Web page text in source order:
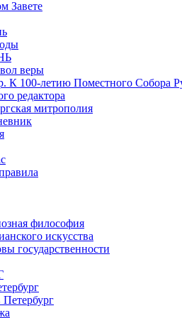
Завете
веры
К 100-летию Поместного Собора
редактора
митрополия
философия
искусства
государственности